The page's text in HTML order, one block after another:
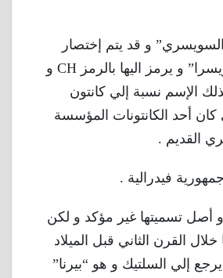
السويسري” و قد يتم إختصار
الإسم الى “سويسرا” و يرمز اليها بالرمز CH و
الإسم نسبة إلي كانتون
أحد الكانتونات المؤسسة
القديم .
فيدرالية .
أصل تسميتها غير مؤكد و لكن
القرن الثاني قبل الميلاد
إلي السلتيك و هو “بيرنا”